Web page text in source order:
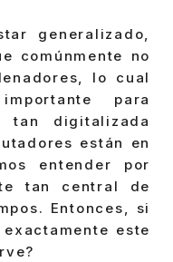
generalizado,
comúnmente no
lo cual
para
tan digitalizada
están en
entender por
tan central de
Entonces, si
este